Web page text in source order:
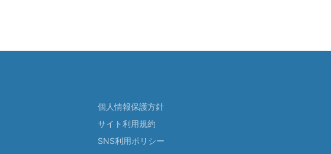
個人情報保護方針
サイト利用規約
SNS利用ポリシー